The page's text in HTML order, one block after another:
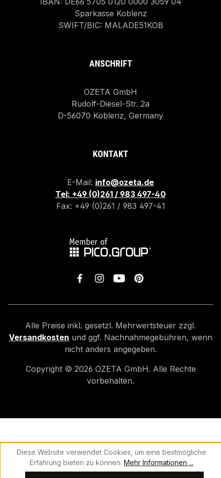
Sparkasse Koblenz
SWIFT/BIC: MALADE51KOB
ANSCHRIFT
OZETA GmbH
Rudolf-Diesel-Str. 2a
D-56070 Koblenz, Germany
KONTAKT
E-Mail: info@ozeta.de
Tel: +49 (0)261 / 983 497-40
Fax: +49 (0)261 / 983 497-41
Alle Preise inkl. gesetzl. Mehrwertsteuer zzgl.
Versandkosten und ggf. Nachnahmegebühren, wenn
nicht anders angegeben.
Copyright © 2026 OZETA GmbH. Alle Rechte
vorbehalten.
Diese Website verwendet Cookies, um eine bestmögliche
Erfahrung bieten zu können. Mehr Informationen ...